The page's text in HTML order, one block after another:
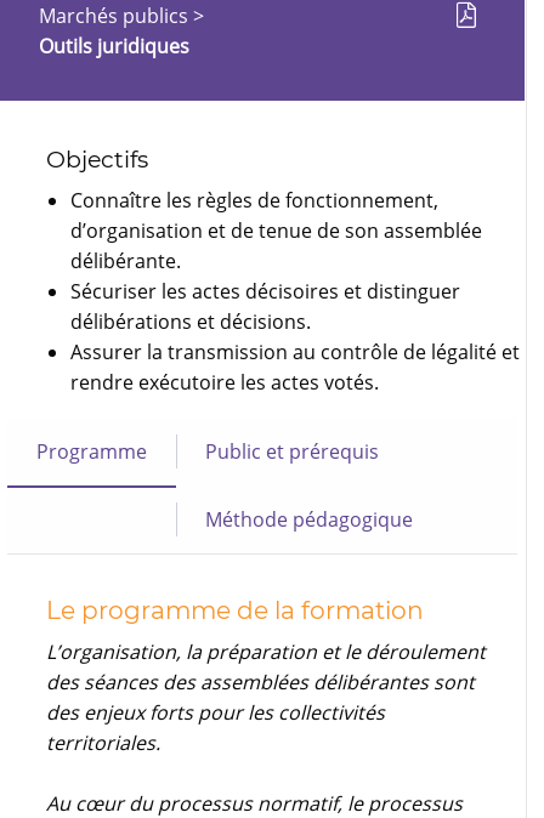
Marchés publics >
Outils juridiques
Objectifs
Connaître les règles de fonctionnement,
d’organisation et de tenue de son assemblée
délibérante.
Sécuriser les actes décisoires et distinguer
délibérations et décisions.
Assurer la transmission au contrôle de légalité et
rendre exécutoire les actes votés.
Programme Public et prérequis
Méthode pédagogique
Le programme de la formation
L’organisation, la préparation et le déroulement
des séances des assemblées délibérantes sont
des enjeux forts pour les collectivités
territoriales.
Au cœur du processus normatif, le processus